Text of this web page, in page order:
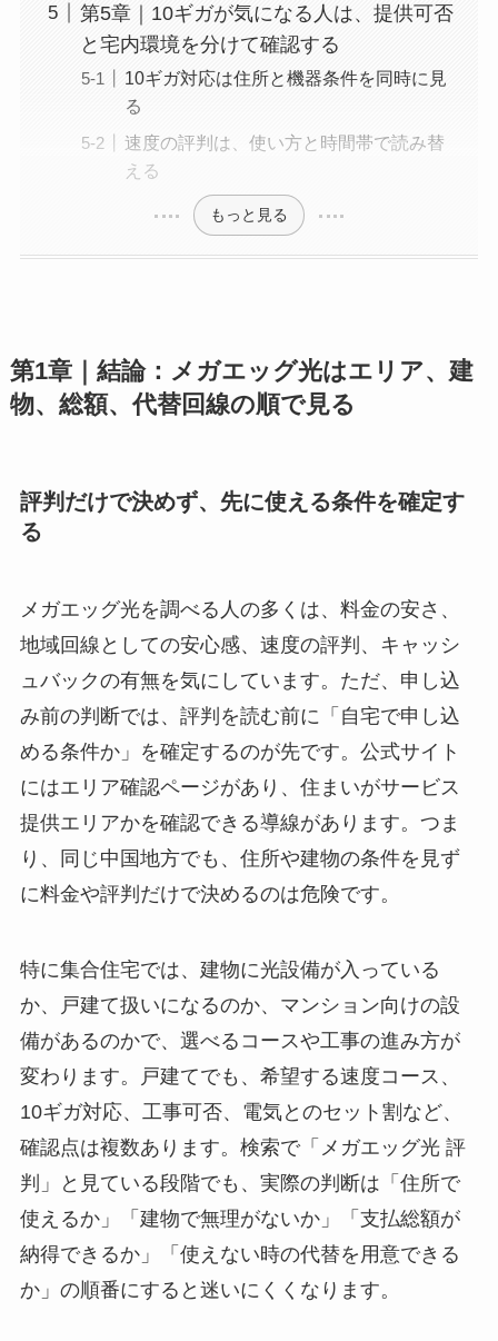
第5章｜10ギガが気になる人は、提供可否
と宅内環境を分けて確認する
10ギガ対応は住所と機器条件を同時に見
る
速度の評判は、使い方と時間帯で読み替
える
もっと見る
第1章｜結論：メガエッグ光はエリア、建
物、総額、代替回線の順で見る
評判だけで決めず、先に使える条件を確定す
る
メガエッグ光を調べる人の多くは、料金の安さ、
地域回線としての安心感、速度の評判、キャッシ
ュバックの有無を気にしています。ただ、申し込
み前の判断では、評判を読む前に「自宅で申し込
める条件か」を確定するのが先です。公式サイト
にはエリア確認ページがあり、住まいがサービス
提供エリアかを確認できる導線があります。つま
り、同じ中国地方でも、住所や建物の条件を見ず
に料金や評判だけで決めるのは危険です。
特に集合住宅では、建物に光設備が入っている
か、戸建て扱いになるのか、マンション向けの設
備があるのかで、選べるコースや工事の進み方が
変わります。戸建てでも、希望する速度コース、
10ギガ対応、工事可否、電気とのセット割など、
確認点は複数あります。検索で「メガエッグ光 評
判」と見ている段階でも、実際の判断は「住所で
使えるか」「建物で無理がないか」「支払総額が
納得できるか」「使えない時の代替を用意できる
か」の順番にすると迷いにくくなります。